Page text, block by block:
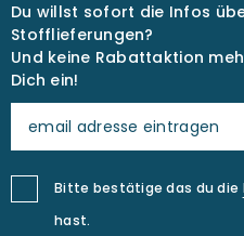
Du willst sofort die Infos
Stofflieferungen?
Und keine Rabattaktion
Dich ein!
Bitte bestätige das du die
hast.